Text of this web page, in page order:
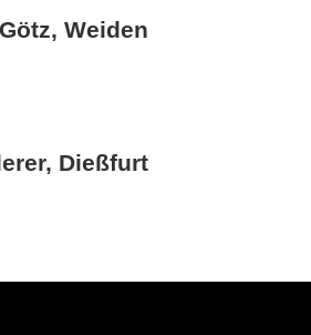
Weiden
Dießfurt